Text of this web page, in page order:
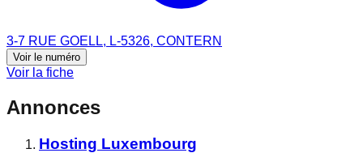
3-7 RUE GOELL, L-5326, CONTERN
Voir le numéro
Voir la fiche
Annonces
Hosting Luxembourg